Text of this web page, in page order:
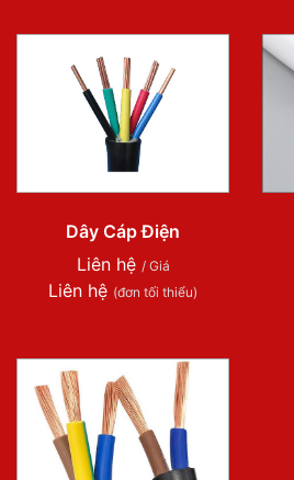
Dây Cáp Điện
Liên hệ / Giá
Liên hệ (đơn tối thiểu)